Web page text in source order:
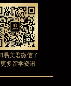
易美君微信了
多留学资讯